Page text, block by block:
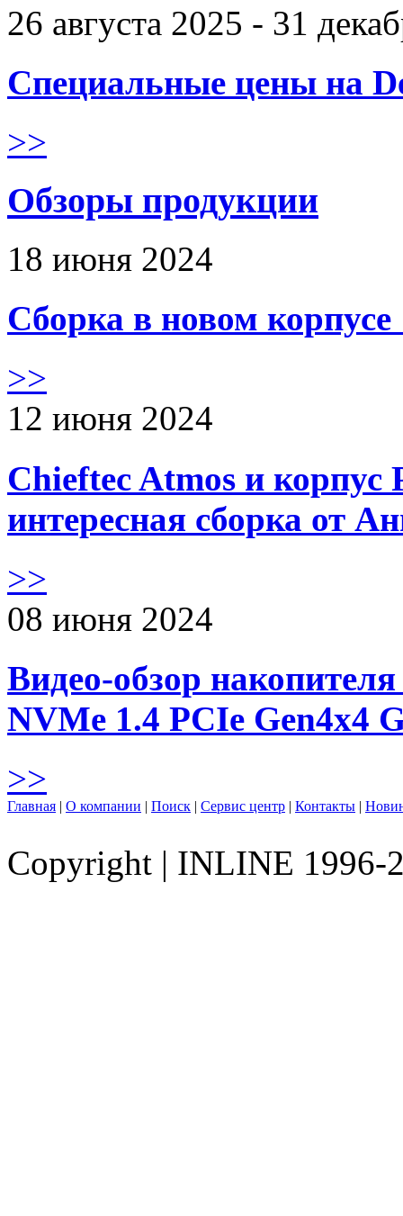
26 августа 2025 - 31
Специальные цены на
>>
Обзоры продукции
18 июня 2024
Сборка в новом
>>
12 июня 2024
Chieftec Atmos и корпус
интересная сборка от
>>
08 июня 2024
Видео-обзор
NVMe 1.4 PCIe Gen4х4
>>
Главная | О компании | Поиск | Сервис центр | Контакты |
Copyright | INLINE 1996-